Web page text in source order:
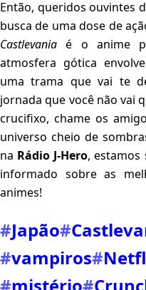
Então, queridos ouvintes
busca de uma dose de
Castlevania é o anime
atmosfera gótica
uma trama que vai te
jornada que você não vai
crucifixo, chame os
universo cheio de
na Rádio J-Hero,
informado sobre as
animes!
#Japão#
#vampiros#
#mistério#